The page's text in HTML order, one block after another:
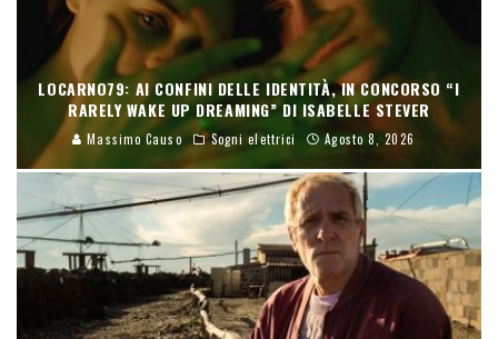
LOCARNO79: AI CONFINI DELLE IDENTITÀ, IN CONCORSO “I
RARELY WAKE UP DREAMING” DI ISABELLE STEVER
Massimo Causo Sogni elettrici Agosto 8, 2026